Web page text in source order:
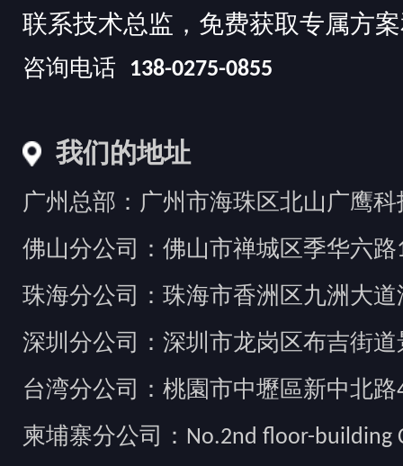
联系技术总监，免费获取专属方
咨询电话 138-0275-0855
我们的地址
广州总部：广州市海珠区北山广鹰科
佛山分公司：佛山市禅城区季华六路
珠海分公司：珠海市香洲区九洲大道
深圳分公司：深圳市龙岗区布吉街
台湾分公司：桃園市中壢區新中北路
柬埔寨分公司：No.2nd floor-building